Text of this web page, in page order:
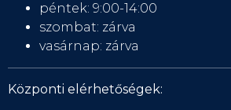
péntek: 9:00-14:00
szombat: zárva
vasárnap: zárva
Központi elérhetőségek: